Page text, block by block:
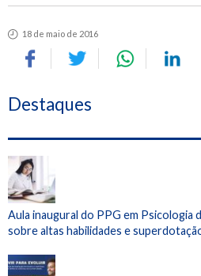
18 de maio de 2016
Destaques
Aula inaugural do PPG em Psicologia
sobre altas habilidades e